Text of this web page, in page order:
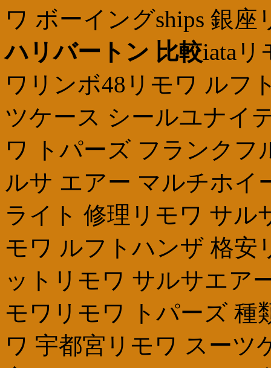
ワ ボーイングships 銀
ハリバートン 比較iata
ワリンボ48リモワ ルフ
ツケース シールユナイ
ワ トパーズ フランクフ
ルサ エアー マルチホイ
ライト 修理リモワ サル
モワ ルフトハンザ 格安
ットリモワ サルサエア
モワリモワ トパーズ 種
ワ 宇都宮リモワ スーツ